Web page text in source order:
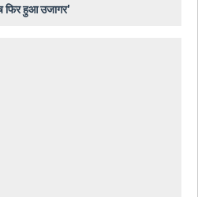
फिर हुआ उजागर'